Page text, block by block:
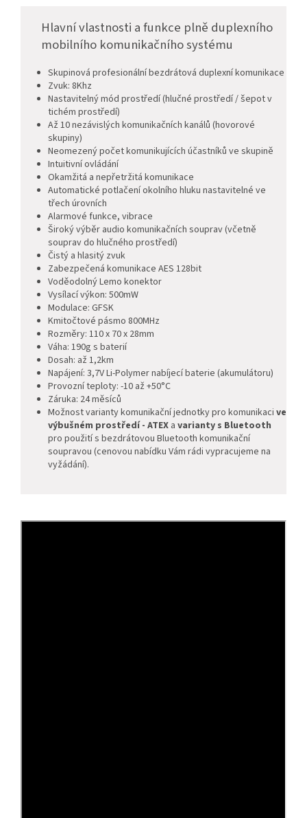
Hlavní vlastnosti a funkce plně duplexního
mobilního komunikačního systému
Skupinová profesionální bezdrátová duplexní komunikace
Zvuk: 8Khz
Nastavitelný mód prostředí (hlučné prostředí / šepot v
tichém prostředí)
Až 10 nezávislých komunikačních kanálů (hovorové
skupiny)
Neomezený počet komunikujících účastníků ve skupině
Intuitivní ovládání
Okamžitá a nepřetržitá komunikace
Automatické potlačení okolního hluku nastavitelné ve
třech úrovních
Alarmové funkce, vibrace
Široký výběr audio komunikačních souprav (včetně
souprav do hlučného prostředí)
Čistý a hlasitý zvuk
Zabezpečená komunikace AES 128bit
Voděodolný Lemo konektor
Vysílací výkon: 500mW
Modulace: GFSK
Kmitočtové pásmo 800MHz
Rozměry: 110 x 70 x 28mm
Váha: 190g s baterií
Dosah: až 1,2km
Napájení: 3,7V Li-Polymer nabíjecí baterie (akumulátoru)
Provozní teploty: -10 až +50°C
Záruka: 24 měsíců
Možnost varianty komunikační jednotky pro komunikaci ve
výbušném prostředí - ATEX a varianty s Bluetooth
pro použití s bezdrátovou Bluetooth komunikační
soupravou (cenovou nabídku Vám rádi vypracujeme na
vyžádání).